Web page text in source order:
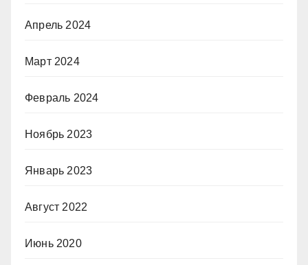
Апрель 2024
Март 2024
Февраль 2024
Ноябрь 2023
Январь 2023
Август 2022
Июнь 2020